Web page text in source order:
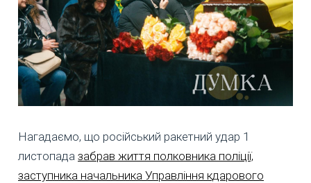
Нагадаємо, що російський ракетний удар 1
листопада забрав життя полковника поліції,
заступника начальника Управління кдарового